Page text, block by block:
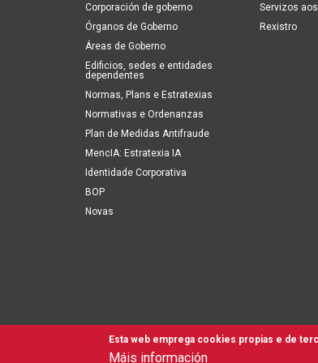
Corporación de goberno
Órganos de Goberno
Áreas de Goberno
Edificios, sedes e entidades
dependentes
Normas, Plans e Estratexias
Normativas e Ordenanzas
Plan de Medidas Antifraude
MencIA: Estratexia IA
Identidade Corporativa
BOP
Novas
Servizos
Rexistro
Accesibilidade Aviso Legal
Esta web emprega cookies propias e de
Máis información